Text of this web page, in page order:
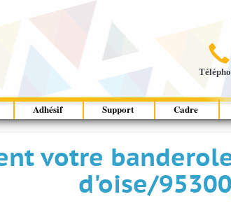

Adhésif Support Cadre
votre
d'oise/